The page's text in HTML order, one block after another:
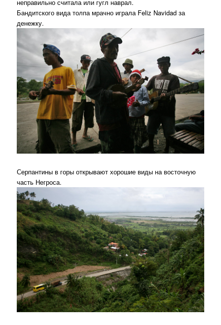
неправильно считала или гугл наврал.
Бандитского вида толпа мрачно играла Feliz Navidad за
денежку.
Серпантины в горы открывают хорошие виды на восточную
часть Негроса.